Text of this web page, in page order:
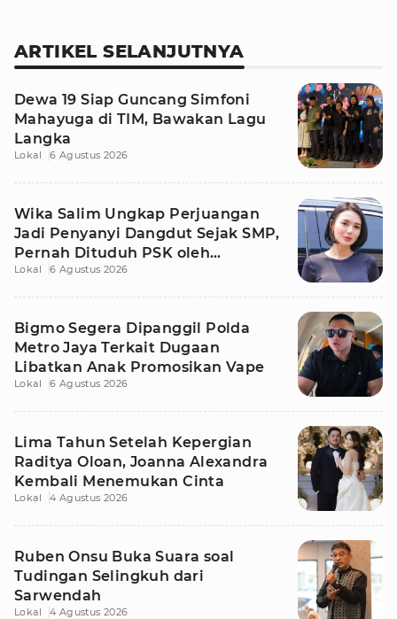
ARTIKEL SELANJUTNYA
Dewa 19 Siap Guncang Simfoni
Mahayuga di TIM, Bawakan Lagu
Langka
Lokal 6 Agustus 2026
Wika Salim Ungkap Perjuangan
Jadi Penyanyi Dangdut Sejak SMP,
Pernah Dituduh PSK oleh
Tetangga
Lokal 6 Agustus 2026
Bigmo Segera Dipanggil Polda
Metro Jaya Terkait Dugaan
Libatkan Anak Promosikan Vape
Lokal 6 Agustus 2026
Lima Tahun Setelah Kepergian
Raditya Oloan, Joanna Alexandra
Kembali Menemukan Cinta
Lokal 4 Agustus 2026
Ruben Onsu Buka Suara soal
Tudingan Selingkuh dari
Sarwendah
Lokal 4 Agustus 2026